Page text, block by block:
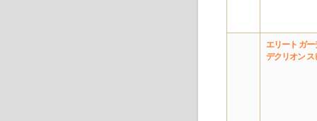
エリート ガー
デクリオン ス